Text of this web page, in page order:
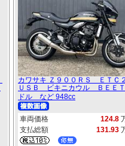
カワサキ Ｚ９００ＲＳ ＥＴ
ＵＳＢ ビキニカウル ＢＥＥ
ドル など 948cc
車両価格 124.8
支払総額
131.93